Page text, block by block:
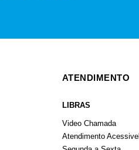
ATENDIMENTO
LIBRAS
Video Chamada
Atendimento Acessivel